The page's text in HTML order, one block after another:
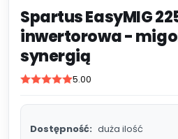
Spartus EasyMIG
inwertorowa -
synergią
5.00
Dostępność: duża ilość